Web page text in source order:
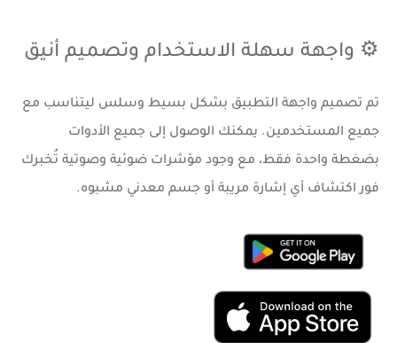
⚙️ واجهة سهلة الاستخدام وتصميم أنيق
تم تصميم واجهة التطبيق بشكل بسيط وسلس ليتناسب مع
جميع المستخدمين. يمكنك الوصول إلى جميع الأدوات
بضغطة واحدة فقط، مع وجود مؤشرات ضوئية وصوتية تُخبرك
فور اكتشاف أي إشارة مريبة أو جسم معدني مشبوه.